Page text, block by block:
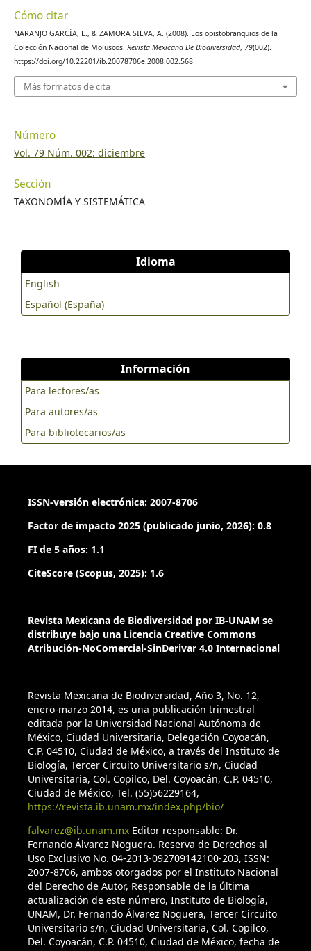
Cómo citar
NARANJO GARCÍA, E., & ZAMORA SILVA, A. (2008). Los opistobranquios de la
Colección Nacional de Moluscos. Revista Mexicana De Biodiversidad, 79(002).
https://doi.org/10.22201/ib.20078706e.2008.002.568
Más formatos de cita
Número
Vol. 79 Núm. 002: diciembre
Sección
TAXONOMÍA Y SISTEMÁTICA
Idioma
English
Español (España)
Información
Para lectores/as
Para autores/as
Para bibliotecarios/as
ISSN-versión electrónica: 2007-8706
Factor de impacto 2025 (publicado junio, 2026): 0.8
FI de 5 años: 1.1
CiteScore (Scopus, 2025): 1.6
Revista Mexicana de Biodiversidad por IB-UNAM se
distribuye bajo una Licencia Creative Commons
Atribución-NoComercial-SinDerivar 4.0 Internacional
Revista Mexicana de Biodiversidad, Año 3, No. 12,
enero-marzo 2014, es una publicación trimestral
editada por la Universidad Nacional Autónoma de
México, Ciudad Universitaria, Delegación Coyoacán,
C.P. 04510, Ciudad de México, a través del Instituto de
Biología, Tercer Circuito Universitario s/n, Ciudad
Universitaria, Col. Copilco, Del. Coyoacán, C.P. 04510,
Ciudad de México, Tel. (55)56229164,
https://revista.ib.unam.mx/index.php/bio/
falvarez@ib.unam.mxEditor responsable: Dr.
Fernando Álvarez Noguera. Reserva de Derechos al
Uso Exclusivo No. 04-2013-092709142100-203, ISSN:
2007-8706, ambos otorgados por el Instituto Nacional
del Derecho de Autor, Responsable de la última
actualización de este número, Instituto de Biología,
UNAM, Dr. Fernando Álvarez Noguera, Tercer Circuito
Universitario s/n, Ciudad Universitaria, Col. Copilco,
Del. Coyoacán, C.P. 04510, Ciudad de México, fecha de